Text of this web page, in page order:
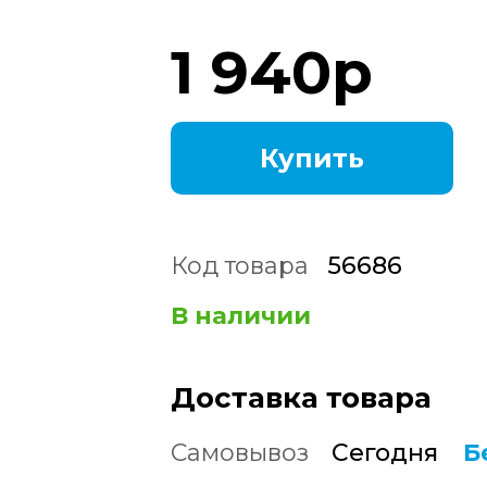
1 940р
Купить
Код товара
56686
В наличии
Доставка товара
Самовывоз Сегодня